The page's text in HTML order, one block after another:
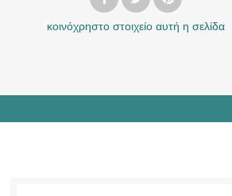
κοινόχρηστο στοιχείο αυτή η σελίδα